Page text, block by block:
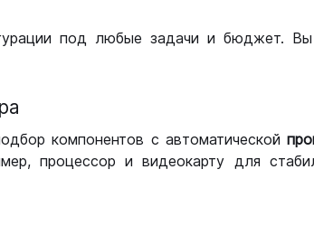
под любые задачи и бюджет.
компонентов с автоматической
процессор и видеокарту для